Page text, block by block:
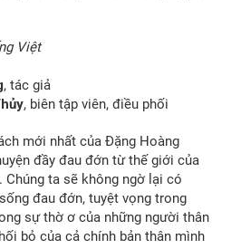
Việt
, tác giả
, biên tập viên, điều phối
mới nhất của Đặng Hoàng
đầy đau đớn từ thế giới của
ta sẽ không ngờ lại có
đau đớn, tuyệt vọng trong
sự thờ ơ của những người thân
bỏ của cả chính bản thân mình